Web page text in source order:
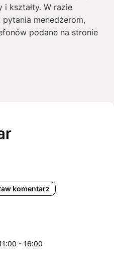
kształty. W razie
menedżerom,
podane na stronie
komentarz
- 16:00